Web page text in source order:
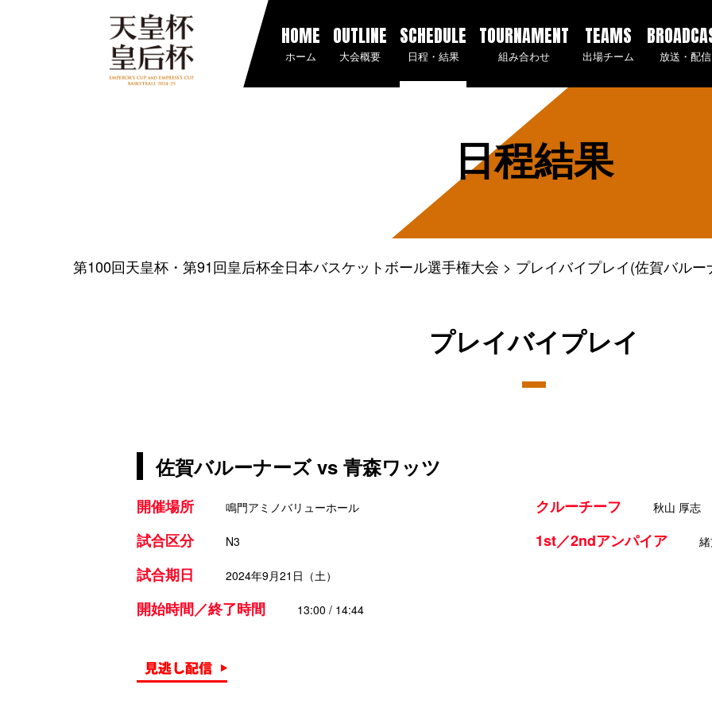
HOME
ホーム
OUTLINE
大会概要
SCHEDULE
日程・結果
TOURNAMENT
組み合わせ
TEAMS
出場チーム 放送・配信
日程結果
第100回天皇杯・第91回皇后杯全日本バスケットボール選手権大会 プレイバイプレイ(佐賀バル
プレイバイプレイ
佐賀バルーナーズ vs 青森ワッツ
開催場所 鳴門アミノバリューホール
試合区分 N3
試合期日 2024年9月21日（土）
開始時間／終了時間 13:00 / 14:44
クルーチーフ 秋山 厚志
1st／2ndアンパイア